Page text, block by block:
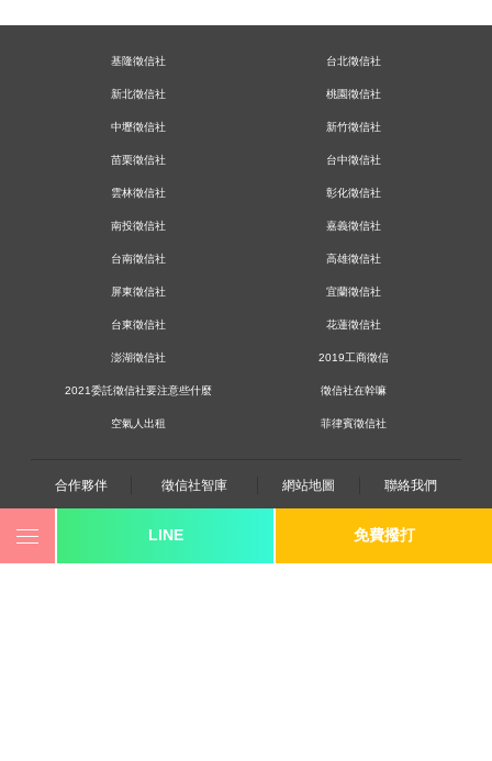
LINE 免費撥打
基隆徵信社 台北徵信社
新北徵信社 桃園徵信社
中壢徵信社 新竹徵信社
苗栗徵信社 台中徵信社
雲林徵信社 彰化徵信社
南投徵信社 嘉義徵信社
台南徵信社 高雄徵信社
屏東徵信社 宜蘭徵信社
台東徵信社 花蓮徵信社
澎湖徵信社 2019工商徵信
2021委託徵信社要注意些什麼 徵信社在幹嘛
空氣人出租 菲律賓徵信社
合作夥伴 徵信社智庫 網站地圖 聯絡我們
0800-250-555 revote990109@gmail.com
youtube twitter facebook line